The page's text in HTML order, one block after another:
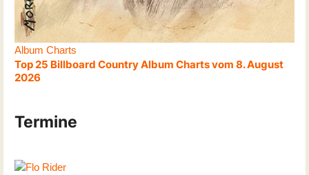
Album Charts
Top 25 Billboard Country Album Charts vom 8. August
2026
Termine